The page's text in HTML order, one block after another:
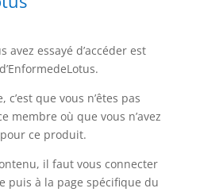
avez essayé d’accéder est
que vous n’êtes pas
membre où que vous n’avez
ce produit.
il faut vous connecter
puis à la page spécifique du